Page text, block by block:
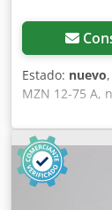
Estado: nuevo
MZN 12-75 A,
100 %
con las fotos.